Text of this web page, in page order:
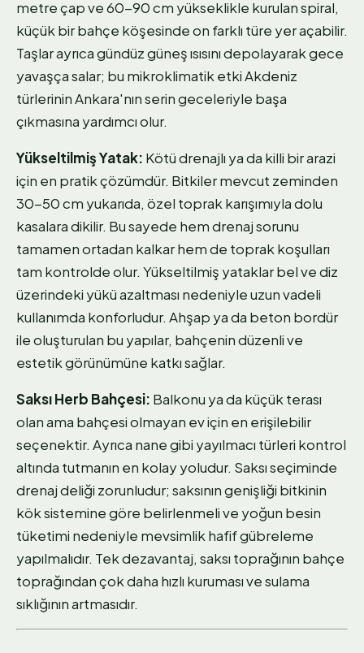
metre çap ve 60-90 cm yükseklikle kurulan spiral,
küçük bir bahçe köşesinde on farklı türe yer açabilir.
Taşlar ayrıca gündüz güneş ısısını depolayarak gece
yavaşça salar; bu mikroklimatik etki Akdeniz
türlerinin Ankara'nın serin geceleriyle başa
çıkmasına yardımcı olur.
Yükseltilmiş Yatak: Kötü drenajlı ya da killi bir arazi
için en pratik çözümdür. Bitkiler mevcut zeminden
30-50 cm yukarıda, özel toprak karışımıyla dolu
kasalara dikilir. Bu sayede hem drenaj sorunu
tamamen ortadan kalkar hem de toprak koşulları
tam kontrolde olur. Yükseltilmiş yataklar bel ve diz
üzerindeki yükü azaltması nedeniyle uzun vadeli
kullanımda konforludur. Ahşap ya da beton bordür
ile oluşturulan bu yapılar, bahçenin düzenli ve
estetik görünümüne katkı sağlar.
Saksı Herb Bahçesi: Balkonu ya da küçük terası
olan ama bahçesi olmayan ev için en erişilebilir
seçenektir. Ayrıca nane gibi yayılmacı türleri kontrol
altında tutmanın en kolay yoludur. Saksı seçiminde
drenaj deliği zorunludur; saksının genişliği bitkinin
kök sistemine göre belirlenmeli ve yoğun besin
tüketimi nedeniyle mevsimlik hafif gübreleme
yapılmalıdır. Tek dezavantaj, saksı toprağının bahçe
toprağından çok daha hızlı kuruması ve sulama
sıklığının artmasıdır.